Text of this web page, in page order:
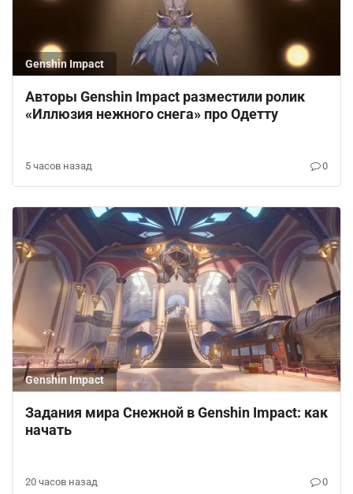
Genshin Impact
Авторы Genshin Impact разместили ролик
«Иллюзия нежного снега» про Одетту
5 часов назад 0
Genshin Impact
Задания мира Снежной в Genshin Impact: как
начать
20 часов назад 0